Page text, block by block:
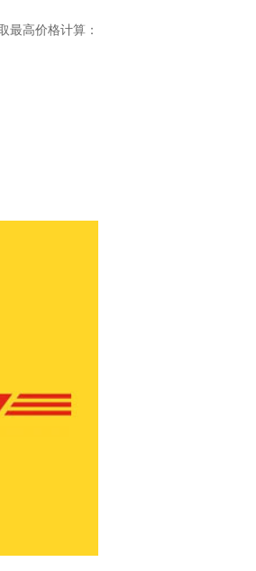
最高价格计算：